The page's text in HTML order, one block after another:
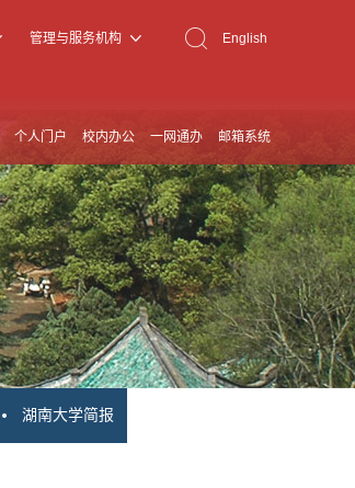
English
管理与服务机构
个人门户 校内办公 一网通办 邮箱系统
湖南大学简报